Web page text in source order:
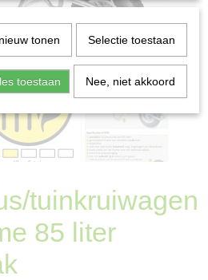
tuinkruiwagen
85 liter
tonen Selectie toestaan
toestaan Nee, niet akkoord